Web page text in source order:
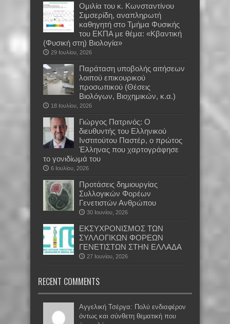
Oμιλία του κ. Κωνσταντίνου
Σιμσερίδη, αναπληρωτή
καθηγητή στο Τμήμα Φυσικής
του ΕΚΠΑ με θέμα: «Κβαντική
(Φυσική στη) Βιολογία»
29 Ιουλίου, 2026
Παράταση υποβολής αιτήσεων
λοιπού επικουρικού
προσωπικού (Θέσεις
Βιολόγων, Βιοχημικών, κ.α.)
18 Ιουλίου, 2026
Γιώργος Πατρινός: Ο
διευθυντής του Ελληνικού
Ινστιτούτου Παστέρ, ο πρώτος
Έλληνας που χαρτογράφησε
το γονιδίωμά του
6 Ιουλίου, 2026
Προτάσεις δημιουργίας
Συλλογικών Φορέων
Γενετιστών Ανθρώπου
30 Ιουνίου, 2026
EKΣΥΧΡΟΝΙΣΜΟΣ ΤΩΝ
ΣΥΛΛΟΓΙΚΩΝ ΦΟΡΕΩΝ
ΓΕΝΕΤΙΣΤΩΝ ΣΤΗΝ ΕΛΛΑΔΑ
27 Ιουνίου, 2026
RECENT COMMENTS
Αγγελική Τσέργα: Πολύ ενδιαφέρον
όντως και σύνθετη θεματική που